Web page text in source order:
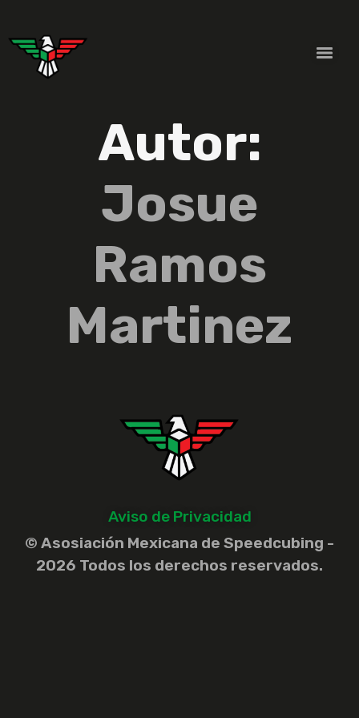
Autor:
Josue
Ramos
Martinez
Aviso de Privacidad
© Asosiación Mexicana de Speedcubing -
2026 Todos los derechos reservados.